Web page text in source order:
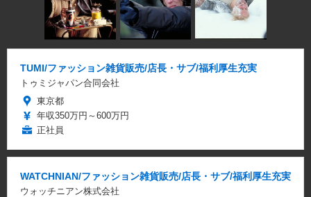
TUMI/ファッション雑貨販売/店長・サブ/福利厚生充実
トゥミジャパン合同会社
東京都
年収350万円～600万円
正社員
WATCHNIAN/ファッション雑貨販売/店長・サブ/福利厚生充実
ウォッチニアン株式会社